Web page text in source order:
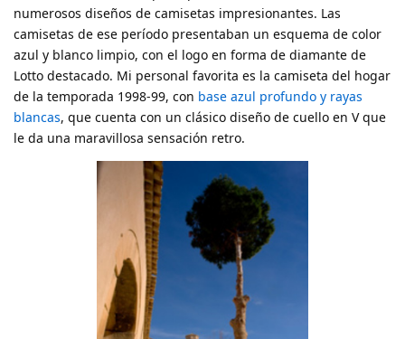
numerosos diseños de camisetas impresionantes. Las
camisetas de ese período presentaban un esquema de color
azul y blanco limpio, con el logo en forma de diamante de
Lotto destacado. Mi personal favorita es la camiseta del hogar
de la temporada 1998-99, con base azul profundo y rayas
blancas, que cuenta con un clásico diseño de cuello en V que
le da una maravillosa sensación retro.